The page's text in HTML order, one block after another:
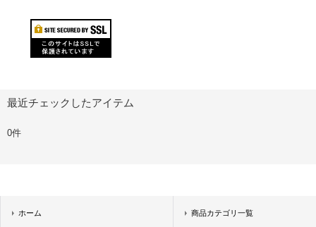
最近チェックしたアイテム
0件
ホーム 商品カテゴリ一覧